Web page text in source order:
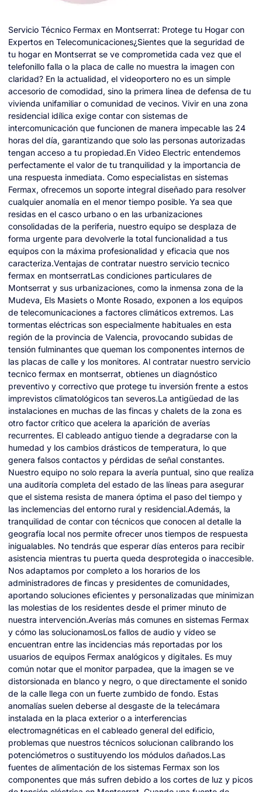
Servicio Técnico Fermax en Montserrat: Protege tu Hogar con
Expertos en Telecomunicaciones¿Sientes que la seguridad de
tu hogar en Montserrat se ve comprometida cada vez que el
telefonillo falla o la placa de calle no muestra la imagen con
claridad? En la actualidad, el videoportero no es un simple
accesorio de comodidad, sino la primera línea de defensa de tu
vivienda unifamiliar o comunidad de vecinos. Vivir en una zona
residencial idílica exige contar con sistemas de
intercomunicación que funcionen de manera impecable las 24
horas del día, garantizando que solo las personas autorizadas
tengan acceso a tu propiedad.En Video Electric entendemos
perfectamente el valor de tu tranquilidad y la importancia de
una respuesta inmediata. Como especialistas en sistemas
Fermax, ofrecemos un soporte integral diseñado para resolver
cualquier anomalía en el menor tiempo posible. Ya sea que
residas en el casco urbano o en las urbanizaciones
consolidadas de la periferia, nuestro equipo se desplaza de
forma urgente para devolverle la total funcionalidad a tus
equipos con la máxima profesionalidad y eficacia que nos
caracteriza.Ventajas de contratar nuestro servicio tecnico
fermax en montserratLas condiciones particulares de
Montserrat y sus urbanizaciones, como la inmensa zona de la
Mudeva, Els Masiets o Monte Rosado, exponen a los equipos
de telecomunicaciones a factores climáticos extremos. Las
tormentas eléctricas son especialmente habituales en esta
región de la provincia de Valencia, provocando subidas de
tensión fulminantes que queman los componentes internos de
las placas de calle y los monitores. Al contratar nuestro servicio
tecnico fermax en montserrat, obtienes un diagnóstico
preventivo y correctivo que protege tu inversión frente a estos
imprevistos climatológicos tan severos.La antigüedad de las
instalaciones en muchas de las fincas y chalets de la zona es
otro factor crítico que acelera la aparición de averías
recurrentes. El cableado antiguo tiende a degradarse con la
humedad y los cambios drásticos de temperatura, lo que
genera falsos contactos y pérdidas de señal constantes.
Nuestro equipo no solo repara la avería puntual, sino que realiza
una auditoría completa del estado de las líneas para asegurar
que el sistema resista de manera óptima el paso del tiempo y
las inclemencias del entorno rural y residencial.Además, la
tranquilidad de contar con técnicos que conocen al detalle la
geografía local nos permite ofrecer unos tiempos de respuesta
inigualables. No tendrás que esperar días enteros para recibir
asistencia mientras tu puerta queda desprotegida o inaccesible.
Nos adaptamos por completo a los horarios de los
administradores de fincas y presidentes de comunidades,
aportando soluciones eficientes y personalizadas que minimizan
las molestias de los residentes desde el primer minuto de
nuestra intervención.Averías más comunes en sistemas Fermax
y cómo las solucionamosLos fallos de audio y vídeo se
encuentran entre las incidencias más reportadas por los
usuarios de equipos Fermax analógicos y digitales. Es muy
común notar que el monitor parpadea, que la imagen se ve
distorsionada en blanco y negro, o que directamente el sonido
de la calle llega con un fuerte zumbido de fondo. Estas
anomalías suelen deberse al desgaste de la telecámara
instalada en la placa exterior o a interferencias
electromagnéticas en el cableado general del edificio,
problemas que nuestros técnicos solucionan calibrando los
potenciómetros o sustituyendo los módulos dañados.Las
fuentes de alimentación de los sistemas Fermax son los
componentes que más sufren debido a los cortes de luz y picos